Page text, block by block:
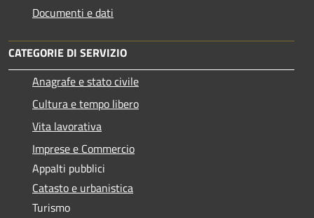
Documenti e dati
CATEGORIE DI SERVIZIO
Anagrafe e stato civile
Cultura e tempo libero
Vita lavorativa
Imprese e Commercio
Appalti pubblici
Catasto e urbanistica
Turismo